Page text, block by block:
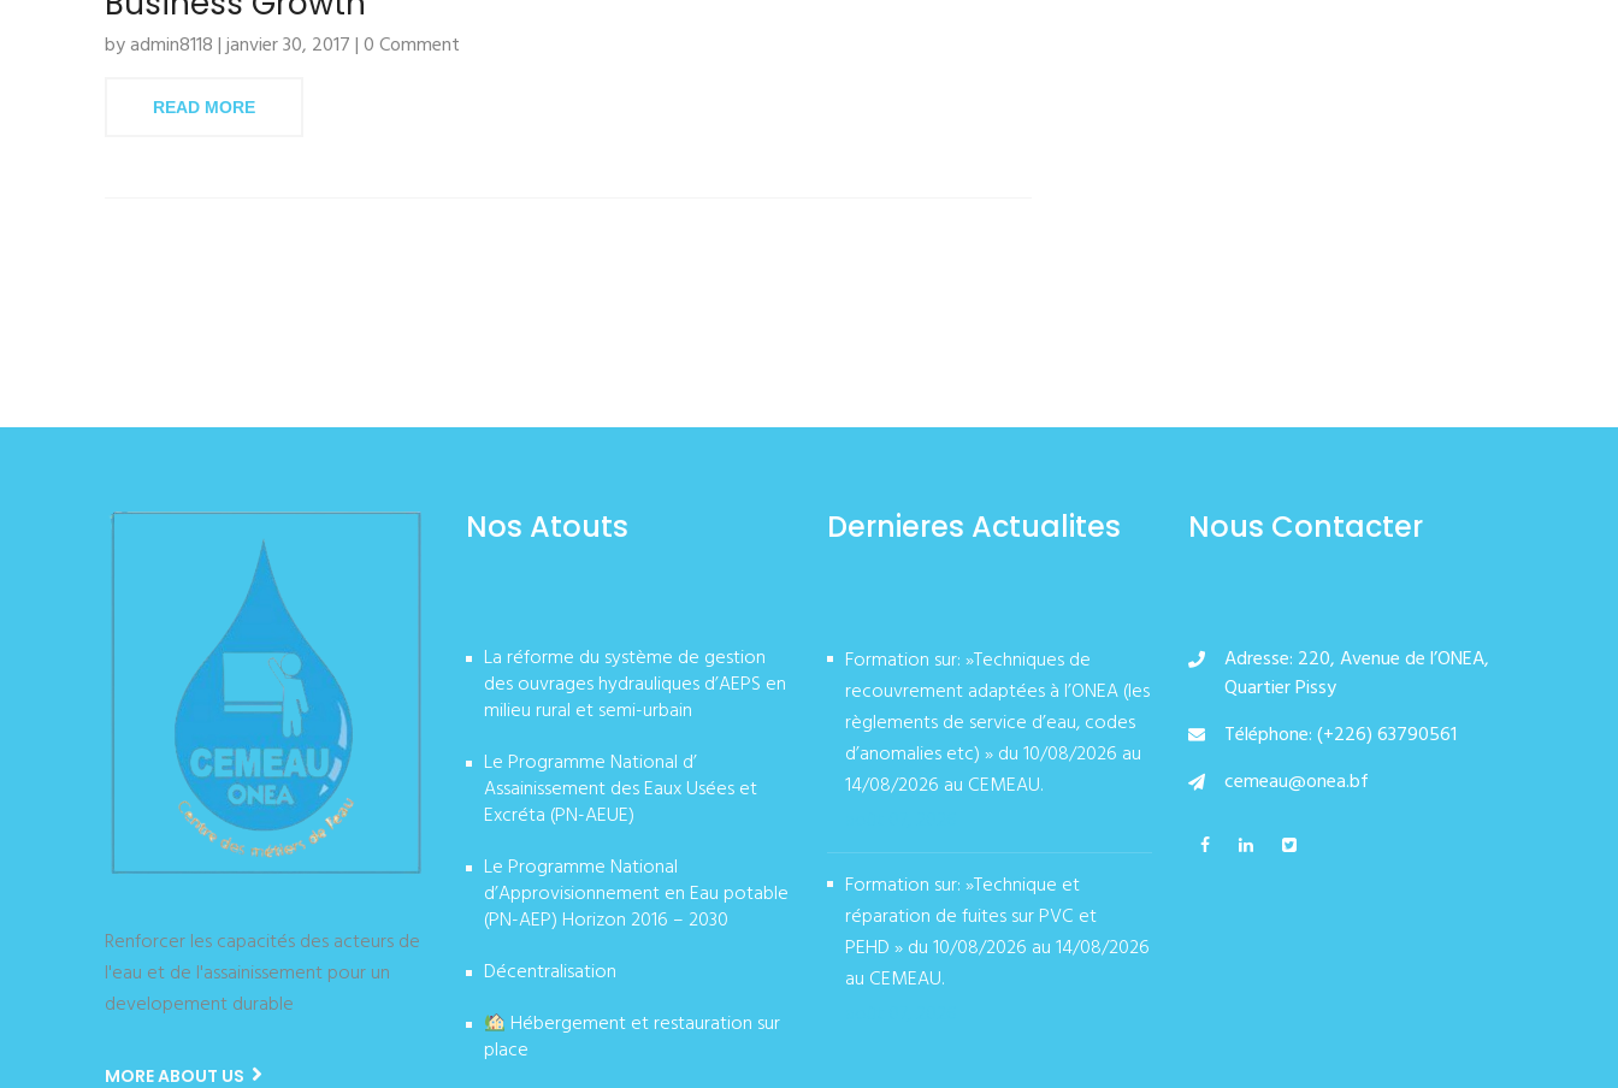
by admin8118 | janvier 30, 2017 | 0 Comment
READ MORE
Renforcer les capacités des acteurs de
l'eau et de l'assainissement pour un
developement durable
MORE ABOUT US
Nos Atouts
La réforme du système de gestion
des ouvrages hydrauliques d’AEPS en
milieu rural et semi-urbain
Le Programme National d’
Assainissement des Eaux Usées et
Excréta (PN-AEUE)
Le Programme National
d’Approvisionnement en Eau potable
(PN-AEP) Horizon 2016 – 2030
Décentralisation
Hébergement et restauration sur
place
Dernieres Actualites
Formation sur: »Techniques de
recouvrement adaptées à l’ONEA (les
règlements de service d’eau, codes
d’anomalies etc) » du 10/08/2026 au
14/08/2026 au CEMEAU.
Formation sur: »Technique et
réparation de fuites sur PVC et
PEHD » du 10/08/2026 au 14/08/2026
au CEMEAU.
Nous Contacter
Adresse: 220, Avenue de l’ONEA,
Quartier Pissy
Téléphone: (+226) 63790561
cemeau@onea.bf